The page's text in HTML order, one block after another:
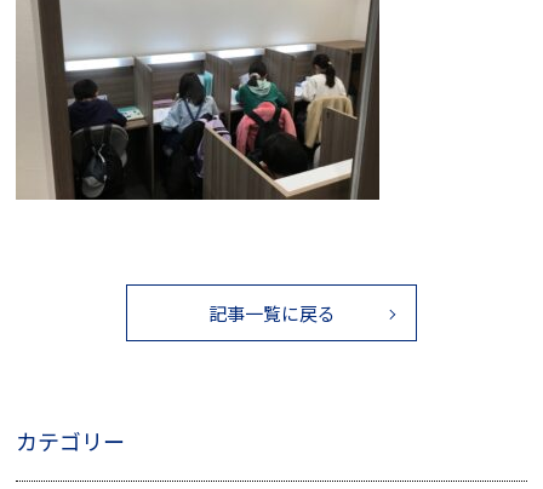
記事一覧に戻る
カテゴリー